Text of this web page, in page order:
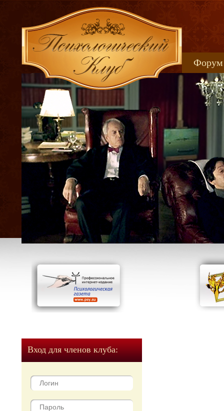
Форум
Вход для членов клуба: